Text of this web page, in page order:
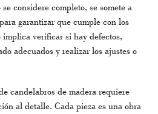
considere completo, se somete a
garantizar que cumple con los
implica verificar si hay defectos,
adecuados y realizar los ajustes o
candelabros de madera requiere
al detalle. Cada pieza es una obra